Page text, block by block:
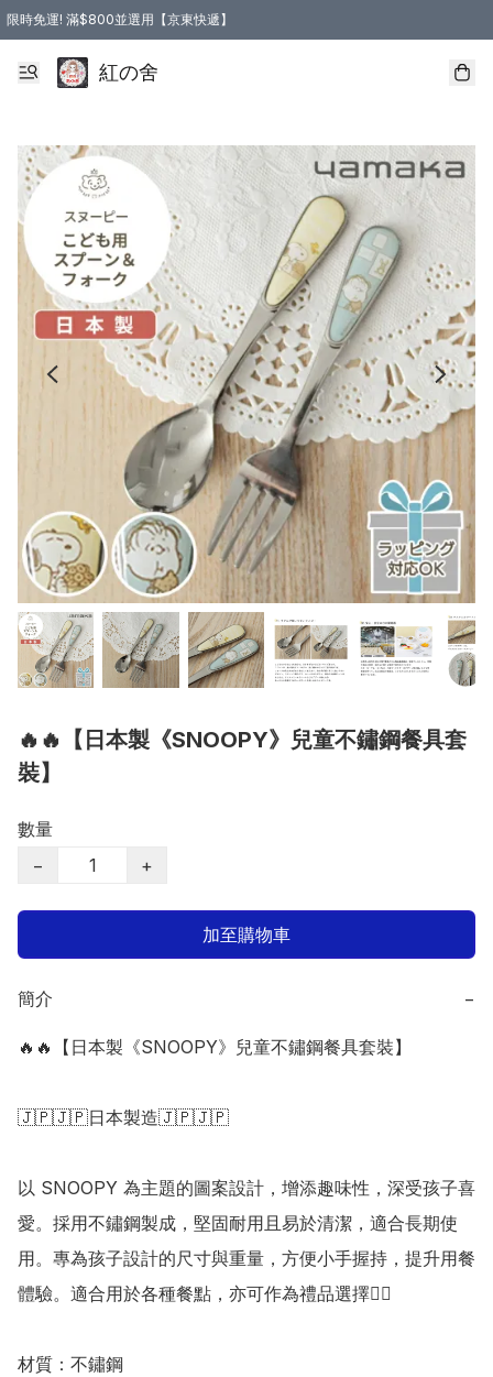
限時免運! 滿$800並選用【京東快遞】
紅の舍
🔥🔥【日本製《SNOOPY》兒童不鏽鋼餐具套
裝】
數量
−
+
加至購物車
簡介 −
🔥🔥【日本製《SNOOPY》兒童不鏽鋼餐具套裝】
🇯🇵🇯🇵日本製造🇯🇵🇯🇵
以 SNOOPY 為主題的圖案設計，增添趣味性，深受孩子喜
愛。採用不鏽鋼製成，堅固耐用且易於清潔，適合長期使
用。專為孩子設計的尺寸與重量，方便小手握持，提升用餐
體驗。適合用於各種餐點，亦可作為禮品選擇👍🏻
材質：不鏽鋼